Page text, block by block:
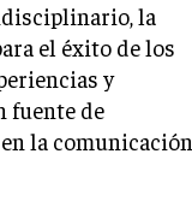
la
el éxito de los
y
fuente de
la comunicación